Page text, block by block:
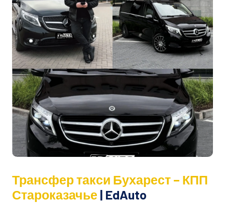
Трансфер такси Бухарест – КПП
Староказачье | EdAuto